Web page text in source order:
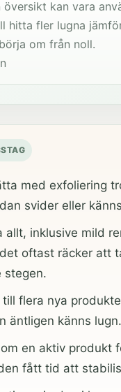
översikt kan vara
hitta fler lugna
om från noll.
med exfoliering
svider eller
allt, inklusive mild
oftast räcker att
stegen.
flera nya
äntligen känns lugn.
en aktiv produkt
fått tid att